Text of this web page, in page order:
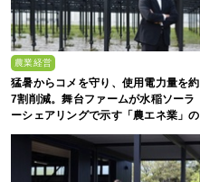
農業経営
猛暑からコメを守り、使用電力量を約
7割削減。舞台ファームが水稲ソーラ
ーシェアリングで示す「農エネ業」の
真価